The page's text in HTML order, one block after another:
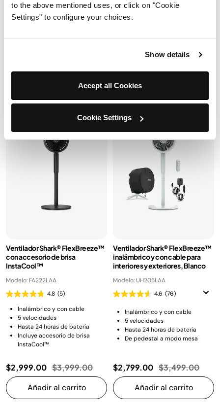
to the above mentioned uses, or click on "Cookie
Settings" to configure your choices.
Show details
Accept all Cookies
Cookie Settings
Glossi™ y difusor
Cerámica con aire potente
pasada
potente
$3,999.00
Ventilador Shark® FlexBreeze™
con accesorio de brisa
InstaCool™
Modelo: FA222LAA
4.8 (5)
Inalámbrico y con cable
5 velocidades
Hasta 24 horas de batería
Incluye accesorio de brisa
InstaCool™
$2,999.00 Precio reducido de
$3,999.00a
Añadir al carrito
Ventilador Shark® FlexBreeze™
inalámbrico y con cable para
interiores y exteriores, Blanco
Modelo: UH205LAA
4.6 (76)
Inalámbrico y con cable
5 velocidades
Hasta 24 horas de batería
De pedestal a modo mesa
$2,799.00 Precio
$3,499.00a
Añadir al carrito